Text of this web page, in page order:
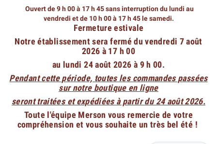
Ouvert de 9 h 00 à 17 h 45 sans interruption du lundi au
vendredi et de 10 h 00 à 17 h 45 le samedi.
Fermeture estivale
Notre établissement sera fermé du vendredi 7 août
2026 à 17 h 00
au lundi 24 août 2026 à 9 h 00.
Pendant cette période, toutes les commandes passées
sur notre boutique en ligne
seront traitées et expédiées à partir du 24 août 2026.
Toute l'équipe Merson vous remercie de votre
compréhension et vous souhaite un très bel été !